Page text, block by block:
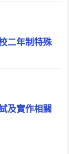
二年制特殊
及實作相關